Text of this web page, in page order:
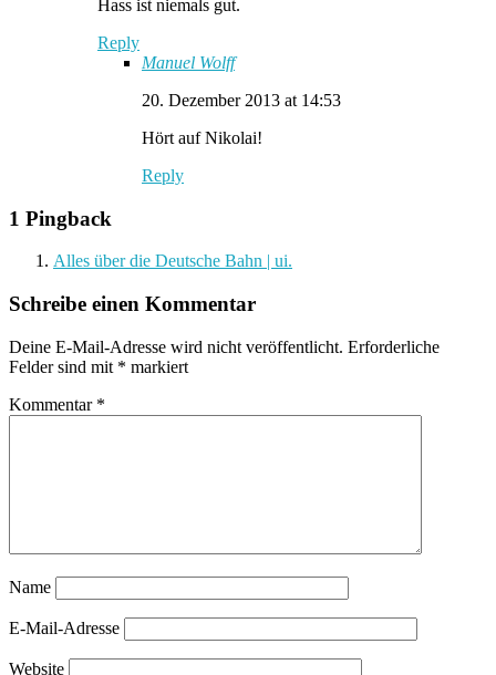
Hass ist niemals gut.
Reply
Manuel Wolff
20. Dezember 2013 at 14:53
Hört auf Nikolai!
Reply
1 Pingback
Alles über die Deutsche Bahn | ui.
Schreibe einen Kommentar
Deine E-Mail-Adresse wird nicht veröffentlicht. Erforderliche
Felder sind mit * markiert
Kommentar *
Name
E-Mail-Adresse
Website